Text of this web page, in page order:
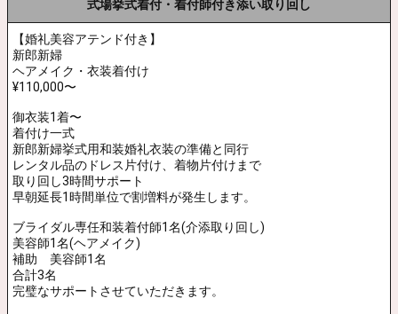
⚫︎婚礼衣装レンタル
単体
白無垢フルセットレンタル¥88,000〜
色打掛フルセットレンタル¥88,000〜
引き振袖フルセットレンタル¥55,000〜
紋付羽織袴フルセット¥44,000
【単品オプション】
筥迫、懐剣、末広、丸ぐけ、末広
フルセット…¥11,000
日本髪 文金高島田 かつらレンタル
角かくし…¥8,800
綿帽子…¥11,000(キーパー付き)
花嫁かつらレンタル
単品…¥22,000
セット…¥33,000